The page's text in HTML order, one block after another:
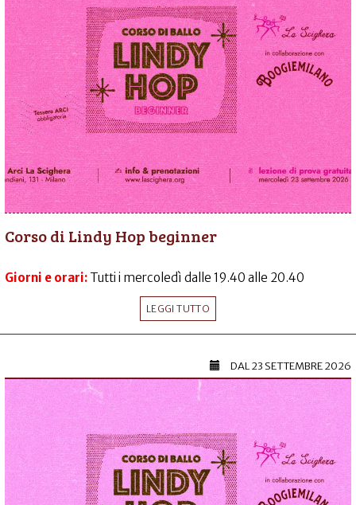
Corso di Lindy Hop beginner
Giorni e orari: Tutti i mercoledì dalle 19.40 alle 20.40
LEGGI TUTTO
DAL23 SETTEMBRE 2026